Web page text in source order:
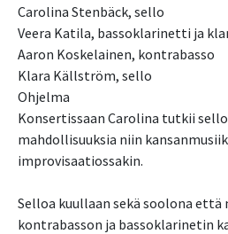
Carolina Stenbäck, sello
Veera Katila, bassoklarinetti ja
Aaron Koskelainen, kontrabasso
Klara Källström, sello
Ohjelma
Konsertissaan Carolina tutkii
mahdollisuuksia niin
improvisaatiossakin.
Selloa kuullaan sekä soolona että
kontrabasson ja bassoklarinetin